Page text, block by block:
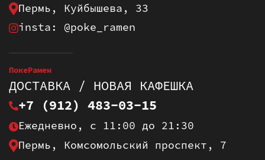
Пермь, Куйбышева, 33
insta: @poke_ramen
ПокеРамен
ДОСТАВКА / НОВАЯ КАФЕШКА
+7 (912) 483-03-15
Ежедневно, с 11:00 до 21:30
Пермь, Комсомольский проспект, 7